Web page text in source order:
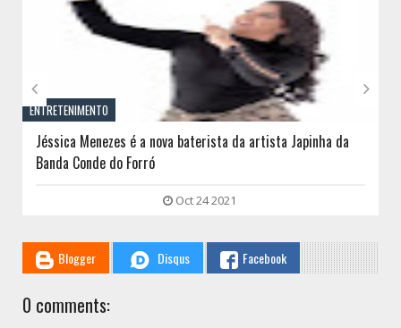
ENTRETENIMENTO
Jéssica Menezes é a nova baterista da artista Japinha da
Banda Conde do Forró
Oct 24 2021
 
Blogger Disqus Facebook
0 comments: